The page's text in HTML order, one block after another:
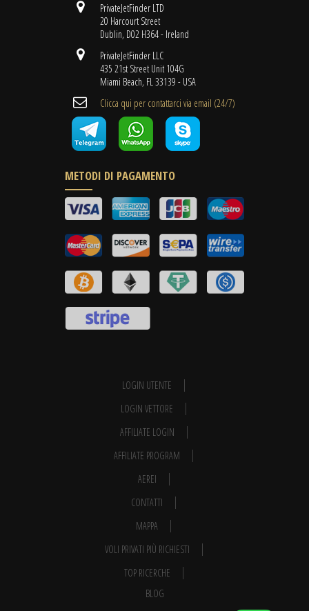
PrivateJetFinder LTD
20 Harcourt Street
Dublin, D02 H364 - Ireland
PrivateJetFinder LLC
435 21st Street Unit 104G
Miami Beach, FL 33139 - USA
Clicca qui per contattarci via email (24/7)
METODI DI PAGAMENTO
LOGIN UTENTE
LOGIN VETTORE
AFFILIATE LOGIN
AFFILIATE PROGRAM
AEREI
CONTATTI
MAPPA
VOLI PRIVATI PIÙ RICHIESTI
TOP RICERCHE
BLOG